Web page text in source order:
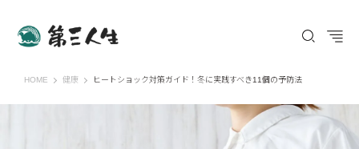
HOME 第三人生 〜寄り道の歩き方〜
健康 ヒートショック対策ガイド！冬に実践すべき11個の予防法